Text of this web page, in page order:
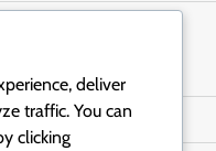
deliver
traffic. You can
clicking